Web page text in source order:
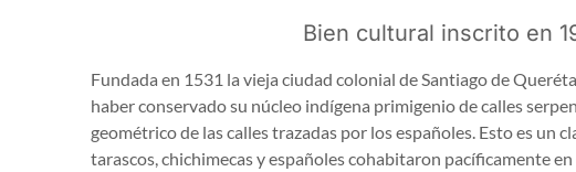
Bien cultural inscrito en
Fundada en 1531 la vieja ciudad colonial de Santiago de
haber conservado su núcleo indígena primigenio de calles
geométrico de las calles trazadas por los españoles. Esto es un
tarascos, chichimecas y españoles cohabitaron pacíficamente